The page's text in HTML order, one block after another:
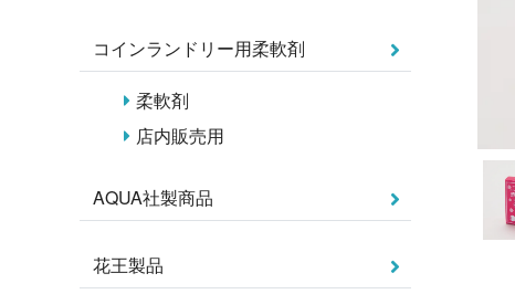
コインランドリー用柔軟剤
柔軟剤
店内販売用
AQUA社製商品
花王製品